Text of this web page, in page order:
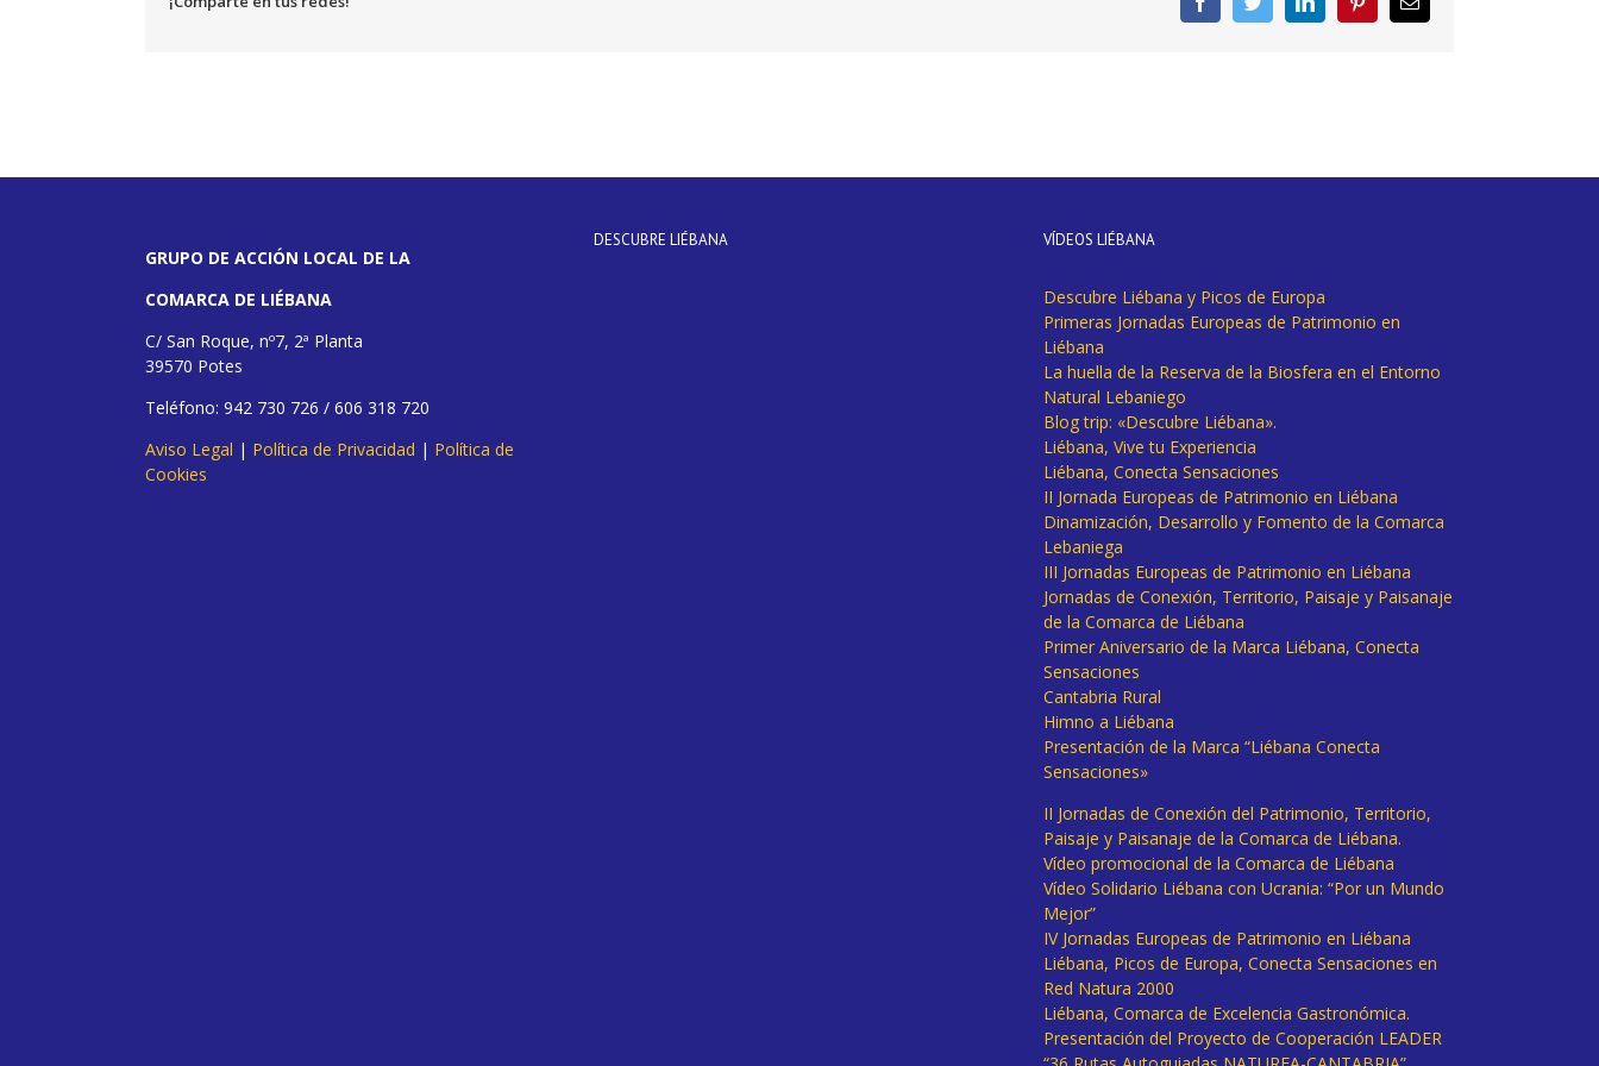
electrónico
GRUPO DE ACCIÓN LOCAL DE LA
COMARCA DE LIÉBANA
C/ San Roque, nº7, 2ª Planta
39570 Potes
Teléfono: 942 730 726 / 606 318 720
Aviso Legal | Política de Privacidad | Política de
Cookies
DESCUBRE LIÉBANA VÍDEOS LIÉBANA
Descubre Liébana y Picos de Europa
Primeras Jornadas Europeas de Patrimonio en
Liébana
La huella de la Reserva de la Biosfera en el Entorno
Natural Lebaniego
Blog trip: «Descubre Liébana».
Liébana, Vive tu Experiencia
Liébana, Conecta Sensaciones
II Jornada Europeas de Patrimonio en Liébana
Dinamización, Desarrollo y Fomento de la Comarca
Lebaniega
III Jornadas Europeas de Patrimonio en Liébana
Jornadas de Conexión, Territorio, Paisaje y Paisanaje
de la Comarca de Liébana
Primer Aniversario de la Marca Liébana, Conecta
Sensaciones
Cantabria Rural
Himno a Liébana
Presentación de la Marca “Liébana Conecta
Sensaciones»
II Jornadas de Conexión del Patrimonio, Territorio,
Paisaje y Paisanaje de la Comarca de Liébana.
Vídeo promocional de la Comarca de Liébana
Vídeo Solidario Liébana con Ucrania: “Por un Mundo
Mejor”
IV Jornadas Europeas de Patrimonio en Liébana
Liébana, Picos de Europa, Conecta Sensaciones en
Red Natura 2000
Liébana, Comarca de Excelencia Gastronómica.
Presentación del Proyecto de Cooperación LEADER